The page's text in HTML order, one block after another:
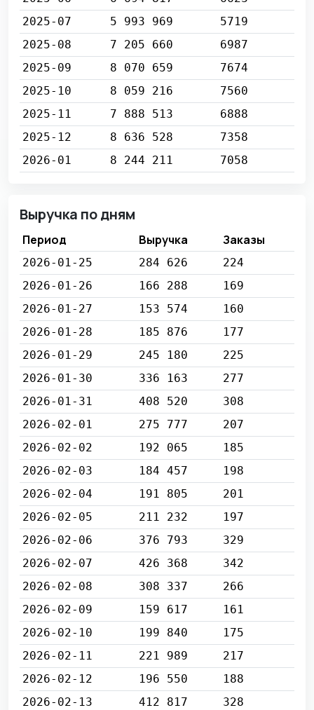
2025-07
5 993 969
5719
2025-08
7 205 660
6987
2025-09
8 070 659
7674
2025-10
8 059 216
7560
2025-11
7 888 513
6888
2025-12
8 636 528
7358
2026-01
8 244 211 7058
Выручка по дням
Период Выручка Заказы
2026-01-25 284 626
224
2026-01-26
166 288
169
2026-01-27
153 574
160
2026-01-28
185 876
177
2026-01-29
245 180
225
2026-01-30
336 163
277
2026-01-31
408 520
308
2026-02-01
275 777
207
2026-02-02
192 065
185
2026-02-03
184 457
198
2026-02-04
191 805
201
2026-02-05
211 232
197
2026-02-06
376 793
329
2026-02-07
426 368
342
2026-02-08
308 337
266
2026-02-09
159 617
161
2026-02-10
199 840
175
2026-02-11
221 989
217
2026-02-12
196 550
188
2026-02-13
412 817
328